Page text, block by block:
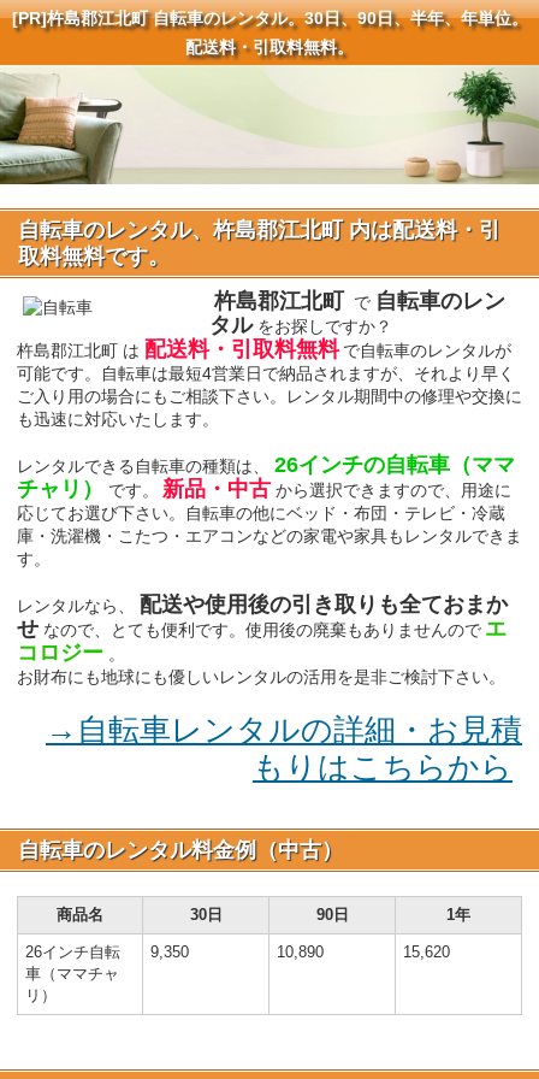
[PR]杵島郡江北町 自転車のレンタル。30日、90日、半年、年単位。
配送料・引取料無料。
自転車のレンタル、杵島郡江北町 内は配送料・引
取料無料です。
杵島郡江北町
で 自転車のレン
タル をお探しですか？
杵島郡江北町 は 配送料・引取料無料 で自転車のレンタルが
可能です。自転車は最短4営業日で納品されますが、それより早く
ご入り用の場合にもご相談下さい。レンタル期間中の修理や交換に
も迅速に対応いたします。
レンタルできる自転車の種類は、
26インチの自転車（ママ
チャリ）
です。 新品・中古 から選択できますので、用途に
応じてお選び下さい。自転車の他にベッド・布団・テレビ・冷蔵
庫・洗濯機・こたつ・エアコンなどの家電や家具もレンタルできま
す。
レンタルなら、
配送や使用後の引き取りも全ておまか
せ なので、とても便利です。使用後の廃棄もありませんので エ
コロジー 。
お財布にも地球にも優しいレンタルの活用を是非ご検討下さい。
→自転車レンタルの詳細・お見積
もりはこちらから
自転車のレンタル料金例（中古）
商品名 30日 90日 1年
26インチ自転
車（ママチャ
リ）
9,350 10,890 15,620